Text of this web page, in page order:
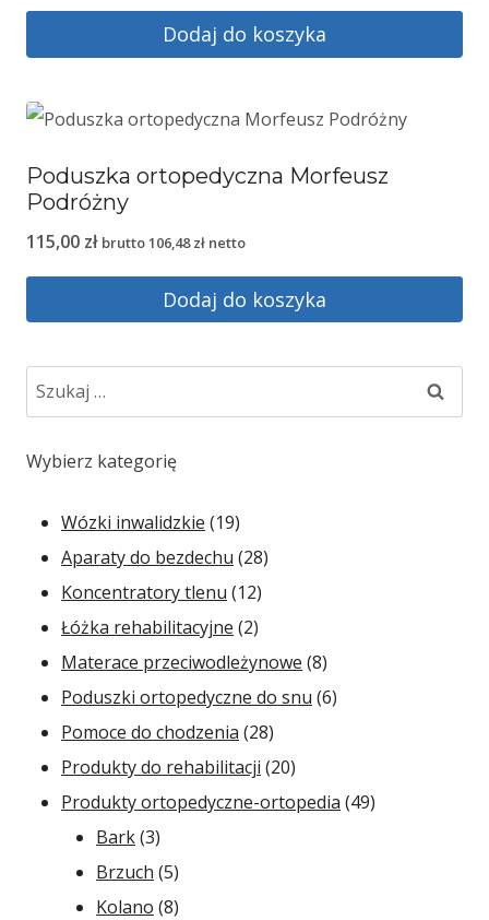
Dodaj do koszyka
Poduszka ortopedyczna Morfeusz
Podróżny
115,00 zł brutto106,48zł netto
Dodaj do koszyka
Szukaj:
Wybierz kategorię
Wózki inwalidzkie 1919
produktów
Aparaty do bezdechu 2828
Koncentratory tlenu 1212
produktów
Łóżka rehabilitacyjne 22
produkty
Materace przeciwodleżynowe 88
produktów
Poduszki ortopedyczne do snu 66
Pomoce do chodzenia 2828
produktów
Produkty do rehabilitacji 2020
produktów
Produkty ortopedyczne-ortopedia 4949
Bark 33
produkty
Brzuch 55
produktów
Kolano 88